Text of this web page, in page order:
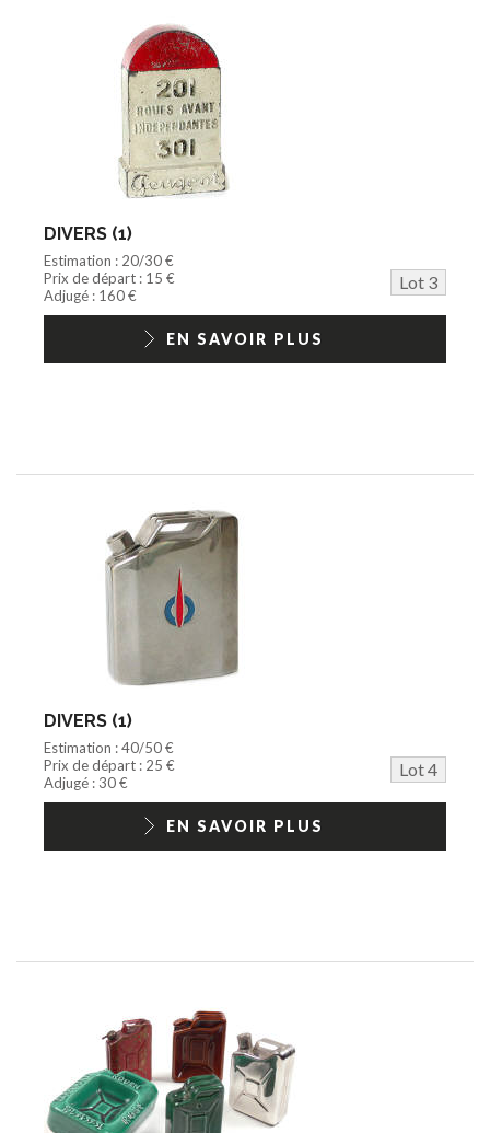
DIVERS (1)
Estimation : 20/30 €
Prix de départ : 15 €
Lot 3
Adjugé : 160 €
EN SAVOIR PLUS
DIVERS (1)
Estimation : 40/50 €
Prix de départ : 25 €
Lot 4
Adjugé : 30 €
EN SAVOIR PLUS